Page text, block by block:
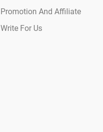
Promotion And Affiliate
Write For Us